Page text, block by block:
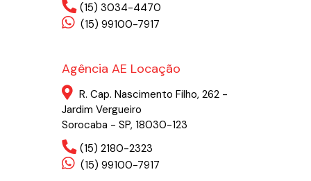
(15) 3034-4470
(15) 99100-7917
Agência AE Locação
R. Cap. Nascimento Filho, 262 -
Jardim Vergueiro
Sorocaba - SP, 18030-123
(15) 2180-2323
(15) 99100-7917